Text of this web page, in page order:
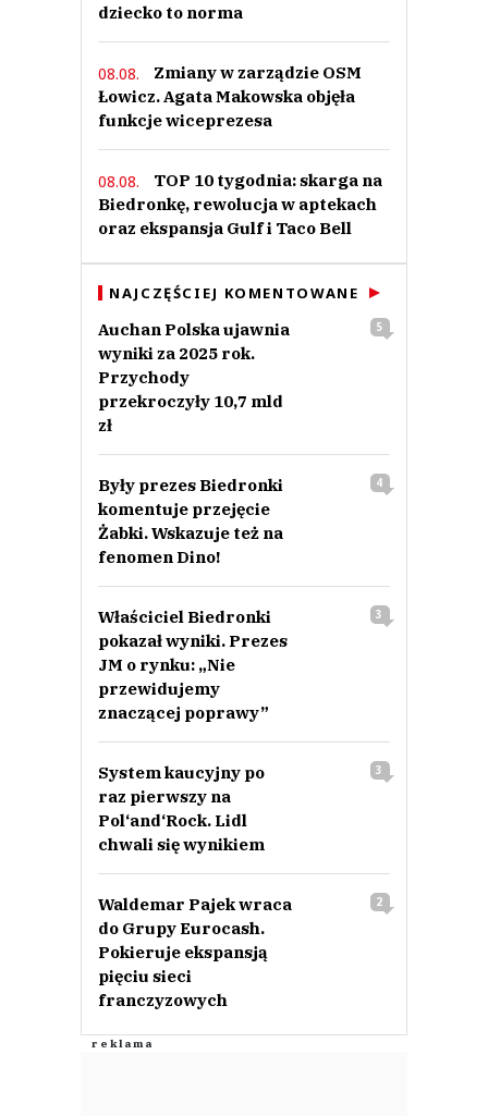
dziecko to norma
08.08.
Zmiany w zarządzie OSM
Łowicz. Agata Makowska objęła
funkcje wiceprezesa
08.08.
TOP 10 tygodnia: skarga na
Biedronkę, rewolucja w aptekach
oraz ekspansja Gulf i Taco Bell
NAJCZĘŚCIEJ KOMENTOWANE
Auchan Polska ujawnia
wyniki za 2025 rok.
Przychody
przekroczyły 10,7 mld
zł
5
Były prezes Biedronki
komentuje przejęcie
Żabki. Wskazuje też na
fenomen Dino!
4
Właściciel Biedronki
pokazał wyniki. Prezes
JM o rynku: „Nie
przewidujemy
znaczącej poprawy”
3
System kaucyjny po
raz pierwszy na
Pol‘and‘Rock. Lidl
chwali się wynikiem
3
Waldemar Pajek wraca
do Grupy Eurocash.
Pokieruje ekspansją
pięciu sieci
franczyzowych
2